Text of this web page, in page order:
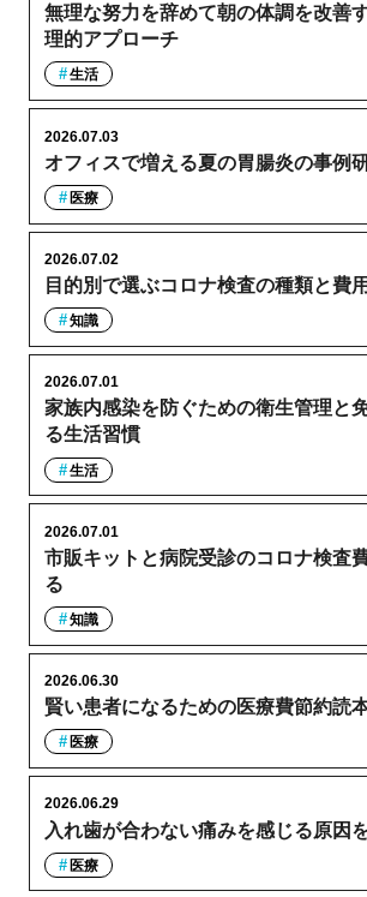
無理な努力を辞めて朝の体調を改善
理的アプローチ
生活
オフィスで増える夏の胃腸炎の事例
2026.07.03
医療
目的別で選ぶコロナ検査の種類と費
2026.07.02
知識
家族内感染を防ぐための衛生管理と
る生活習慣
2026.07.01
生活
市販キットと病院受診のコロナ検査
る
2026.07.01
知識
賢い患者になるための医療費節約読
2026.06.30
医療
入れ歯が合わない痛みを感じる原因
2026.06.29
医療